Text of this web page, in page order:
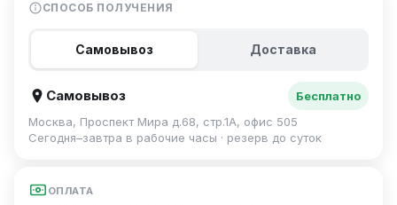
СПОСОБ ПОЛУЧЕНИЯ
Самовывоз Доставка
Самовывоз
Бесплатно
Москва, Проспект Мира д.68, стр.1А, офис 505
Сегодня–завтра в рабочие часы · резерв до суток
ОПЛАТА